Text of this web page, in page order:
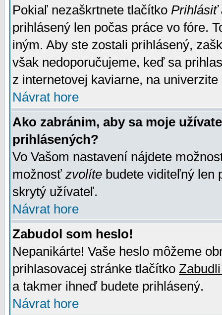
Pokiaľ nezaškrtnete tlačítko Prihlásiť
prihlásený len počas práce vo fóre.
iným. Aby ste zostali prihlásený,
však nedoporučujeme, keď sa
z internetovej kaviarne, na univerzite
Návrat hore
Ako zabránim, aby sa moje
prihlásených?
Vo Vašom nastavení nájdete
možnosť zvolíte budete viditeľný len
skrytý užívateľ.
Návrat hore
Zabudol som heslo!
Nepanikárte! Vaše heslo môžeme
prihlasovacej stránke tlačítko
a takmer ihneď budete prihlásený.
Návrat hore